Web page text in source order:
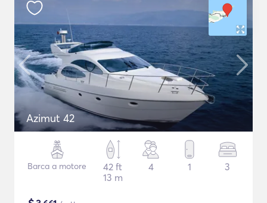
Azimut 42
Barca a motore
42 ft
13 m
4 1 3